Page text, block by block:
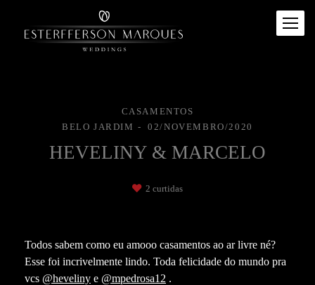
CASAMENTOS
BELO JARDIM
02/NOVEMBRO/2020
HEVELINY & MARCELO
2 curtidas
Todos sabem como eu amooo casamentos ao ar livre né?
Esse foi incrivelmente lindo. Toda felicidade do mundo pra
vcs @heveliny e @mpedrosa12 .